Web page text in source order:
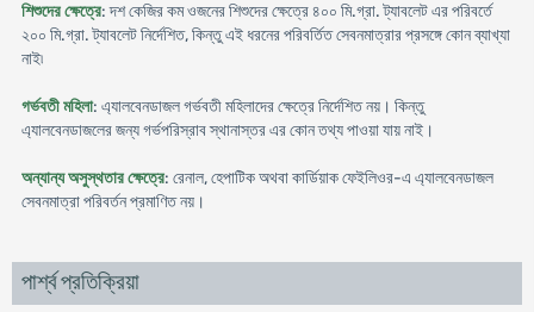
শিশুদের ক্ষেত্রে: দশ কেজির কম ওজনের শিশুদের ক্ষেত্রে ৪০০ মি.গ্রা. ট্যাবলেট এর পরিবর্তে
২০০ মি.গ্রা. ট্যাবলেট নির্দেশিত, কিন্তু এই ধরনের পরিবর্তিত সেবনমাত্রার প্রসঙ্গে কোন ব্যাখ্যা
নাই৷
গর্ভবতী মহিলা: এ্যালবেনডাজল গর্ভবতী মহিলাদের ক্ষেত্রে নির্দেশিত নয়। কিন্তু
এ্যালবেনডাজলের জন্য গর্ভপরিস্রাব স্থানাস্তর এর কোন তথ্য পাওয়া যায় নাই।
অন্যান্য অসুস্থতার ক্ষেত্রে: রেনাল, হেপাটিক অথবা কার্ডিয়াক ফেইলিওর-এ এ্যালবেনডাজল
সেবনমাত্রা পরিবর্তন প্রমাণিত নয়।
পার্শ্ব প্রতিক্রিয়া